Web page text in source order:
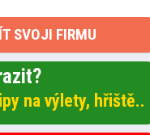
SVOJI FIRMU
na výlety, hřiště..